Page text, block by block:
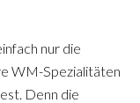
nur die
WM-Spezialitäten
Denn die